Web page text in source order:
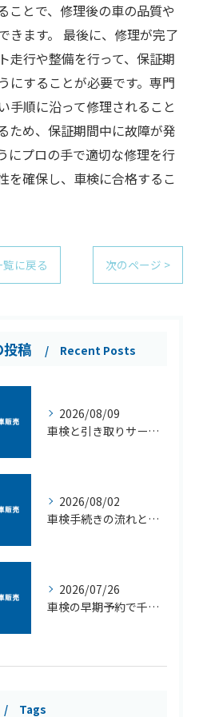
ことで、修理後の車の品質や
きます。 最後に、修理が完了
走行や整備を行って、保証期
にすることが必要です。専門
手順に沿って修理されること
ため、保証期間中に故障が発
にプロの手で適切な修理を行
を確保し、車検に合格するこ
覧に戻る 次のページ >
投稿 Recent Posts
2026/08/09
車検と引き取りサービスを利用して千葉県習志野市藤崎の快適なカーライフを実現する方法
2026/08/02
車検手続きの流れと必要書類を徹底解説初心者でも当日迷わず完了する方法
2026/07/26
車検の早期予約で千葉県習志野市奏の杜エリアの割引や即日対応を叶えるポイント
Tags